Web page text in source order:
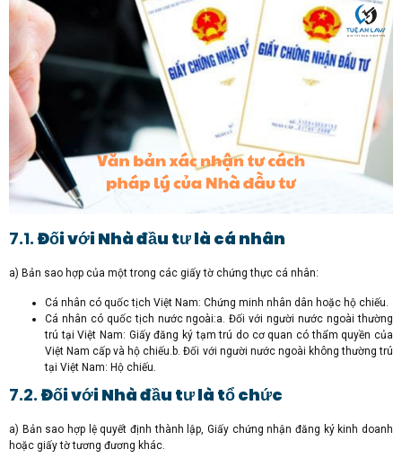
7.1. Đối với Nhà đầu tư là cá nhân
a) Bản sao hợp của một trong các giấy tờ chứng thực cá nhân:
Cá nhân có quốc tịch Việt Nam: Chứng minh nhân dân hoặc hộ chiếu.
Cá nhân có quốc tịch nước ngoài:a. Đối với người nước ngoài thường
trú tại Việt Nam: Giấy đăng ký tạm trú do cơ quan có thẩm quyền của
Việt Nam cấp và hộ chiếu.b. Đối với người nước ngoài không thường trú
tại Việt Nam: Hộ chiếu.
7.2. Đối với Nhà đầu tư là tổ chức
a) Bản sao hợp lệ quyết định thành lập, Giấy chứng nhận đăng ký kinh doanh
hoặc giấy tờ tương đương khác.